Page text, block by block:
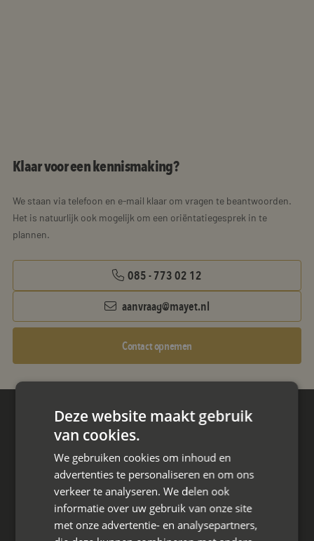
Klaar voor een kennismaking?
We staan via telefoon en e-mail klaar om vragen te beantwoorden.
Het is natuurlijk ook mogelijk om een oriëntatiegesprek in te
plannen.
085 - 773 02 12
aanvraag@mayet.nl
Contact opnemen
Hoofdkantoor
Den Berg 16A
4661 KZ Halsteren,
085 - 773 02 12
aanvraag@mayet.nl
Deze website maakt gebruik
van cookies.
We gebruiken cookies om inhoud en
advertenties te personaliseren en om ons
verkeer te analyseren. We delen ook
informatie over uw gebruik van onze site
met onze advertentie- en analysepartners,